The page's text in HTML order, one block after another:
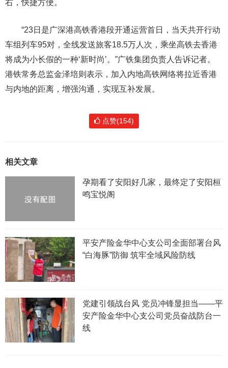
右，快捷方便。
“23日是广深港高铁香港段开通运营首日，当天共开行动
车组列车95对，全线发送旅客18.5万人次，乘坐高铁去香港
将成为小长假的一种‘新时尚’。”广铁集团负责人告诉记者。
港铁常务总监金泽培则表示，加入内地高铁网络将拉近香港
与内地的距离，增强沟通，实现互补发展。
点赞(154)
相关文章
孕期看了安阳好几家，最终定了安阳桓
鸣宝悦阁
平安产险金华中心支公司全面部署台风
“白海豚”防御 筑牢全域风险防线
党建引领战台风 党员冲锋显担当——平
安产险金华中心支公司党员奋战防台一
线